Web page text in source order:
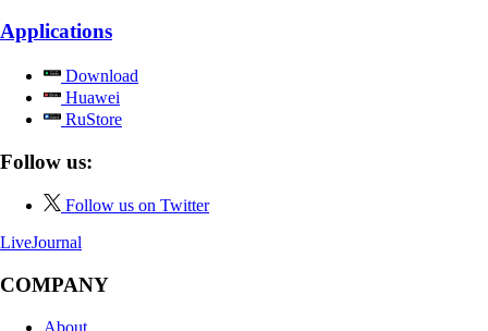
Applications
Download
Huawei
RuStore
Follow us:
Follow us on Twitter
LiveJournal
COMPANY
About